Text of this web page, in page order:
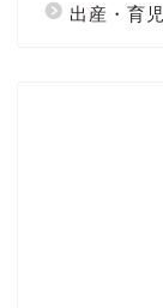
出産・育児